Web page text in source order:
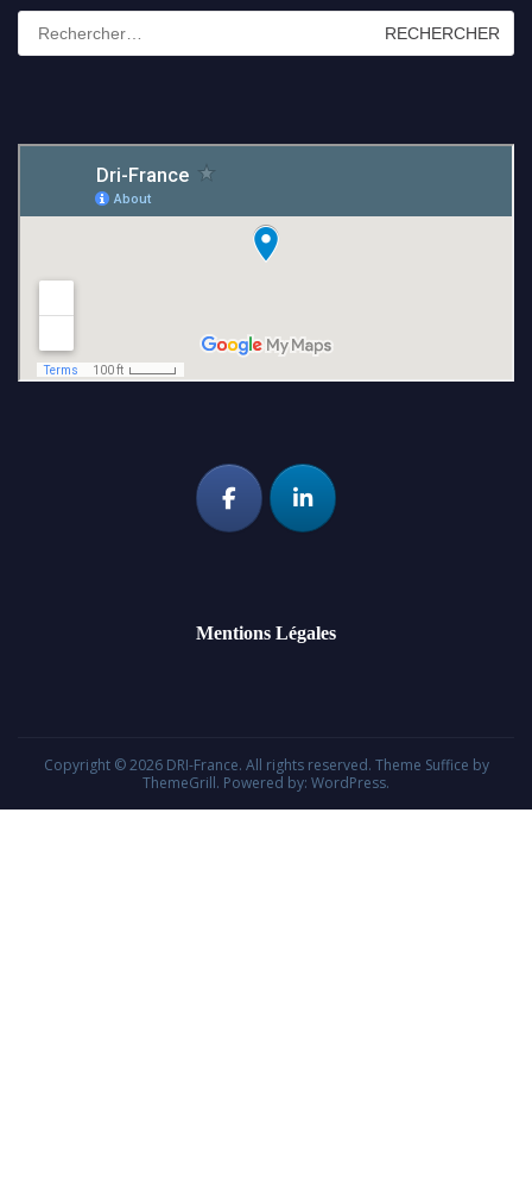
Rechercher :
Mentions Légales
Copyright © 2026 DRI-France. All rights reserved. Theme Suffice by
ThemeGrill. Powered by: WordPress.